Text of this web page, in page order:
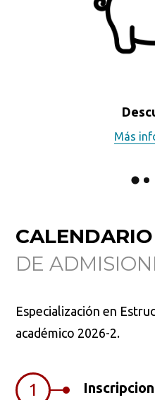
Más
CALENDARIO
DE
Especialización en
académico 2026-2.
1